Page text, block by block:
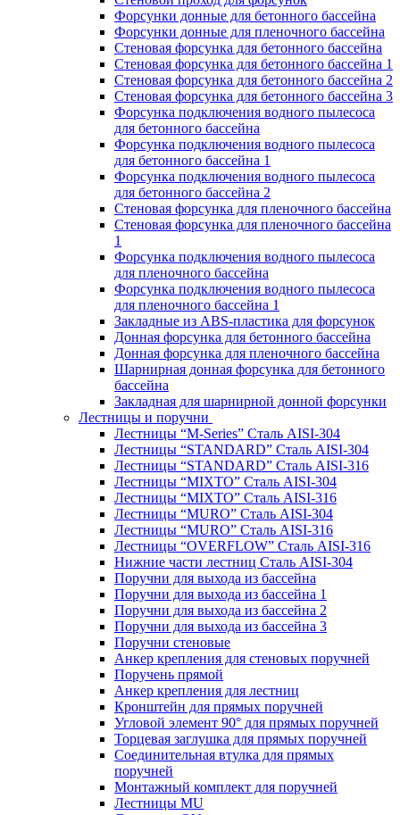
Форсунки донные для бетонного бассейна
Форсунки донные для пленочного бассейна
Стеновая форсунка для бетонного бассейна
Стеновая форсунка для бетонного бассейна 1
Стеновая форсунка для бетонного бассейна 2
Стеновая форсунка для бетонного бассейна 3
Форсунка подключения водного пылесоса
для бетонного бассейна
Форсунка подключения водного пылесоса
для бетонного бассейна 1
Форсунка подключения водного пылесоса
для бетонного бассейна 2
Стеновая форсунка для пленочного бассейна
Стеновая форсунка для пленочного бассейна
1
Форсунка подключения водного пылесоса
для пленочного бассейна
Форсунка подключения водного пылесоса
для пленочного бассейна 1
Закладные из ABS-пластика для форсунок
Донная форсунка для бетонного бассейна
Донная форсунка для пленочного бассейна
Шарнирная донная форсунка для бетонного
бассейна
Закладная для шарнирной донной форсунки
Лестницы и поручни
Лестницы “M-Series” Сталь AISI-304
Лестницы “STANDARD” Сталь AISI-304
Лестницы “STANDARD” Сталь AISI-316
Лестницы “MIXTO” Сталь AISI-304
Лестницы “MIXTO” Сталь AISI-316
Лестницы “MURO” Сталь AISI-304
Лестницы “MURO” Сталь AISI-316
Лестницы “OVERFLOW” Сталь AISI-316
Нижние части лестниц Сталь AISI-304
Поручни для выхода из бассейна
Поручни для выхода из бассейна 1
Поручни для выхода из бассейна 2
Поручни для выхода из бассейна 3
Поручни стеновые
Анкер крепления для стеновых поручней
Поручень прямой
Анкер крепления для лестниц
Кронштейн для прямых поручней
Угловой элемент 90° для прямых поручней
Торцевая заглушка для прямых поручней
Соединительная втулка для прямых
поручней
Монтажный комплект для поручней
Лестницы MU